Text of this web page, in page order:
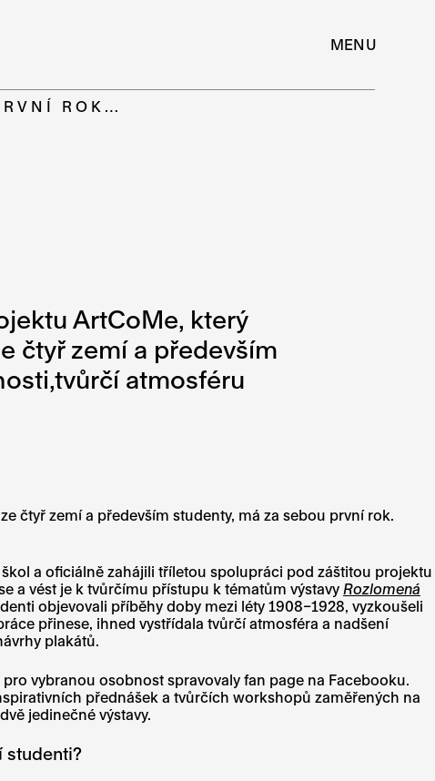
MENU
ROK…
ArtCoMe, který
čtyř zemí a především
atmosféru
čtyř zemí a především studenty, má za sebou první rok.
a oficiálně zahájili tříletou spolupráci pod záštitou projektu
a vést je k tvůrčímu přístupu k tématům výstavy Rozlomená
objevovali příběhy doby mezi léty 1908–1928, vyzkoušeli
přinese, ihned vystřídala tvůrčí atmosféra a nadšení
plakátů.
vybranou osobnost spravovaly fan page na Facebooku.
přednášek a tvůrčích workshopů zaměřených na
jedinečné výstavy.
studenti?